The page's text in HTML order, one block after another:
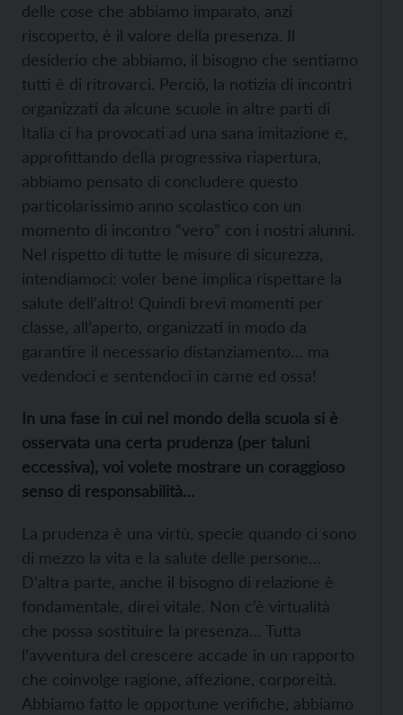
delle cose che abbiamo imparato, anzi
riscoperto, è il valore della presenza. Il
desiderio che abbiamo, il bisogno che sentiamo
tutti è di ritrovarci. Perciò, la notizia di incontri
organizzati da alcune scuole in altre parti di
Italia ci ha provocati ad una sana imitazione e,
approfittando della progressiva riapertura,
abbiamo pensato di concludere questo
particolarissimo anno scolastico con un
momento di incontro “vero” con i nostri alunni.
Nel rispetto di tutte le misure di sicurezza,
intendiamoci: voler bene implica rispettare la
salute dell’altro! Quindi brevi momenti per
classe, all’aperto, organizzati in modo da
garantire il necessario distanziamento… ma
vedendoci e sentendoci in carne ed ossa!
In una fase in cui nel mondo della scuola si è
osservata una certa prudenza (per taluni
eccessiva), voi volete mostrare un coraggioso
senso di responsabilità…
La prudenza è una virtù, specie quando ci sono
di mezzo la vita e la salute delle persone…
D’altra parte, anche il bisogno di relazione è
fondamentale, direi vitale. Non c’è virtualità
che possa sostituire la presenza… Tutta
l’avventura del crescere accade in un rapporto
che coinvolge ragione, affezione, corporeità.
Abbiamo fatto le opportune verifiche, abbiamo